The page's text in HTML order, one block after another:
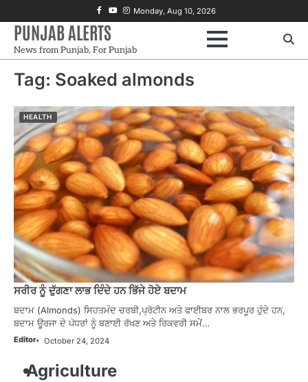
to
content
Facebook
Youtube
Instagram
Monday, Aug 10, 2026
PUNJAB ALERTS
News from Punjab, For Punjab
Tag: Soaked almonds
HEALTH
ਸਰੀਰ ਨੂੰ ਦੁੱਗਣਾ ਲਾਭ ਦਿੰਦੇ ਹਨ ਭਿੱਜੇ ਹੋਏ ਬਦਾਮ
ਬਦਾਮ (Almonds) ਸਿਹਤਮੰਦ ਚਰਬੀ,ਪ੍ਰੋਟੀਨ ਅਤੇ ਫਾਈਬਰ ਨਾਲ ਭਰਪੂਰ ਹੁੰਦੇ ਹਨ,
ਬਦਾਮ ਊਰਜਾ ਦੇ ਪੱਧਰਾਂ ਨੂੰ ਬਣਾਈ ਰੱਖਣ ਅਤੇ ਰਿਕਵਰੀ ਸਮੇਂ…
Editor October 24, 2024
Agriculture